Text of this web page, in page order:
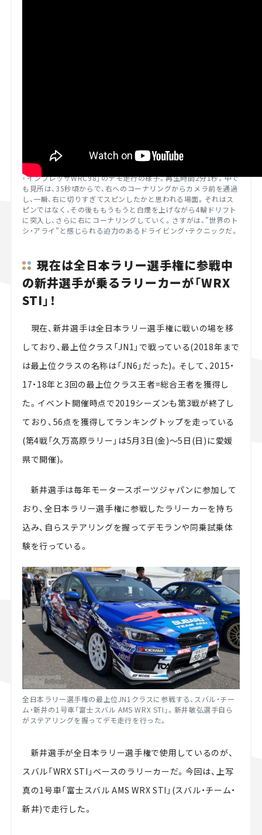
「インプレッサWRC98」のデモ走行の様子。再生時間2分1秒。中で
も見所は、35秒頃からで、右へのコーナリングからカメラ前を通過
し、一瞬、右に切りすぎてスピンしたかと思われる場面。それはス
ピンではなく、その後ももうもうと白煙を上げながら4輪ドリフト
に突入し、さらに右にコーナリングしていく。さすがは、”世界のト
シ・アライ”と感じられる迫力のあるドライビング・テクニックだ。
現在は全日本ラリー選手権に参戦中
の新井選手が乗るラリーカーが「WRX
STI」！
現在、新井選手は全日本ラリー選手権に戦いの場を移
しており、最上位クラス「JN1」で戦っている(2018年まで
は最上位クラスの名称は「JN6」だった)。そして、2015・
17・18年と3回の最上位クラス王者=総合王者を獲得し
た。イベント開催時点で2019シーズンも第3戦が終了し
ており、56点を獲得してランキングトップを走っている
(第4戦「久万高原ラリー」は5月3日(金)～5日(日)に愛媛
県で開催)。
新井選手は毎年モータースポーツジャパンに参加して
おり、全日本ラリー選手権に参戦したラリーカーを持ち
込み、自らステアリングを握ってデモランや同乗試乗体
験を行っている。
全日本ラリー選手権の最上位JN1クラスに参戦する、スバル・チー
ム・新井の1号車「富士スバル AMS WRX STI」。新井敏弘選手自ら
がステアリングを握ってデモ走行を行った。
新井選手が全日本ラリー選手権で使用しているのが、
スバル「WRX STI」ベースのラリーカーだ。今回は、上写
真の1号車「富士スバル AMS WRX STI」(スバル・チーム・
新井)で走行した。